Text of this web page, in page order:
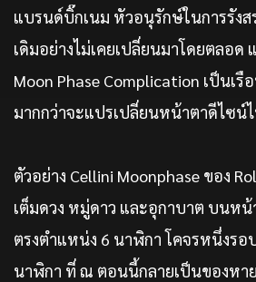
แบรนด์บิ๊กเนม หัวอนุรักษ์ในการรัง
เดิมอย่างไม่เคยเปลี่ยนมาโดยตลอด
Moon Phase Complication เป็นเรื
มากกว่าจะแปรเปลี่ยนหน้าตาดีไซน์
ตัวอย่าง Cellini Moonphase ของ
เต็มดวง หมู่ดาว และอุกาบาต บนหน้
ตรงตำแหน่ง 6 นาฬิกา โคจรหนึ่งร
นาฬิกา ที่ ณ ตอนนี้กลายเป็นของหา